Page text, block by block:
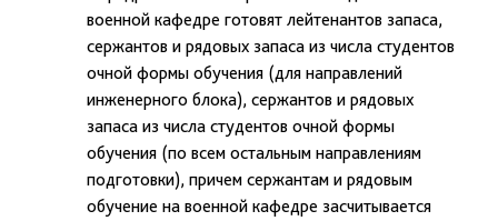
военной кафедре готовят лейтенантов запаса,
сержантов и рядовых запаса из числа студентов
очной формы обучения (для направлений
инженерного блока), сержантов и рядовых
запаса из числа студентов очной формы
обучения (по всем остальным направлениям
подготовки), причем сержантам и рядовым
обучение на военной кафедре засчитывается